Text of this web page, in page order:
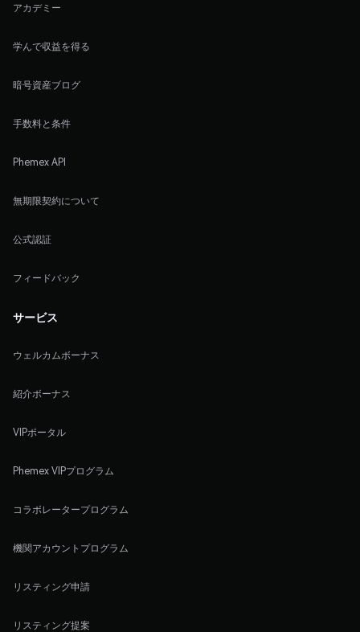
アカデミー
学んで収益を得る
暗号資産ブログ
手数料と条件
Phemex API
無期限契約について
公式認証
フィードバック
サービス
ウェルカムボーナス
紹介ボーナス
VIPポータル
Phemex VIPプログラム
コラボレータープログラム
機関アカウントプログラム
リスティング申請
リスティング提案